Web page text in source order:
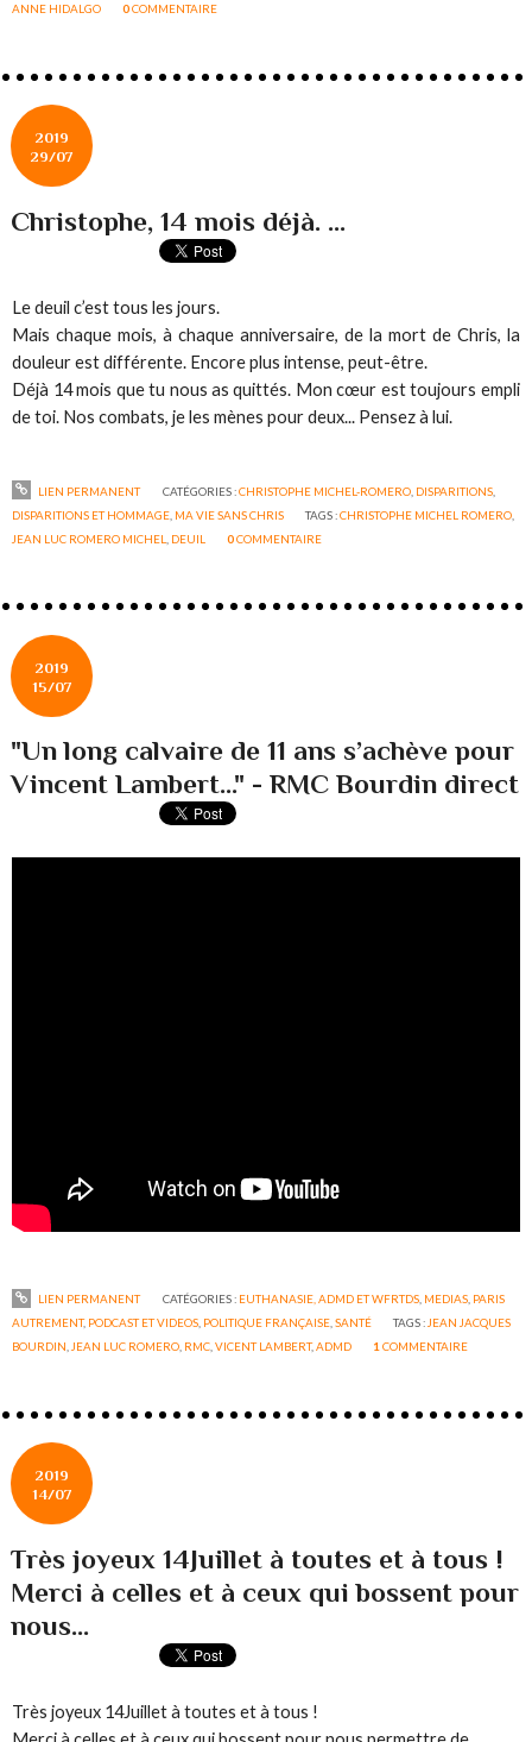
ANNE HIDALGO
0COMMENTAIRE
2019
29/07
Christophe, 14 mois déjà. ...
Le deuil c’est tous les jours.
Mais chaque mois, à chaque anniversaire, de la mort de Chris, la
douleur est différente. Encore plus intense, peut-être.
Déjà 14 mois que tu nous as quittés. Mon cœur est toujours empli
de toi. Nos combats, je les mènes pour deux... Pensez à lui.
LIEN PERMANENT CATÉGORIES :CHRISTOPHE MICHEL-ROMERO, DISPARITIONS,
DISPARITIONS ET HOMMAGE MA VIE SANS CHRIS TAGS :CHRISTOPHE MICHEL ROMERO
JEAN LUC ROMERO MICHEL
DEUIL 0COMMENTAIRE
2019
15/07
"Un long calvaire de 11 ans s’achève pour
Vincent Lambert..." - RMC Bourdin direct
LIEN PERMANENT CATÉGORIES : EUTHANASIE, ADMD ET WFRTDS, MEDIAS, PARIS
AUTREMENT, PODCAST ET VIDEOS POLITIQUE FRANÇAISE ,SANTÉ TAGS : JEAN JACQUES
BOURDIN JEAN LUC ROMERO RMC ,VICENT LAMBERT,ADMD 1 COMMENTAIRE
2019
14/07
Très joyeux 14Juillet à toutes et à tous !
Merci à celles et à ceux qui bossent pour
nous...
Très joyeux 14Juillet à toutes et à tous !